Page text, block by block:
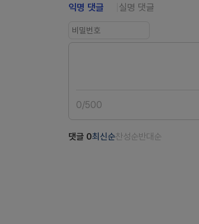
익명 댓글 실명 댓글
0/500
댓글 0최신순찬성순반대순